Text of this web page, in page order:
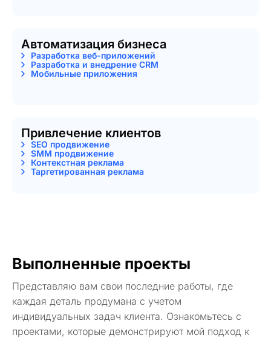
Автоматизация бизнеса
Разработка веб-приложений
Разработка и внедрение CRM
Мобильные приложения
Привлечение клиентов
SEO продвижение
SMM продвижение
Контекстная реклама
Таргетированная реклама
Выполненные проекты
Представляю вам свои последние работы, где
каждая деталь продумана с учетом
индивидуальных задач клиента. Ознакомьтесь с
проектами, которые демонстрируют мой подход к